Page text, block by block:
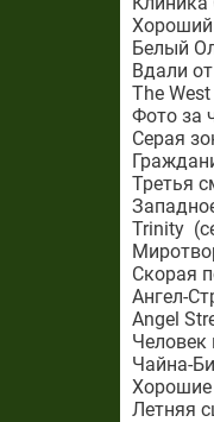
Хороший
Белый
Вдали
The
Фото за
Серая
Третья
Trinity
Скорая
Ангел-
Angel
Человек
Чайна-
Хорошие
Летняя